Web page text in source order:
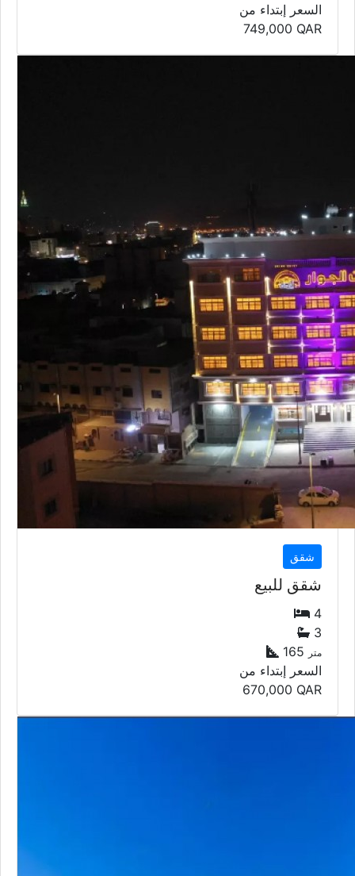
السعر إبتداء من
749,000 QAR
شقق
شقق للبيع
4
3
165 متر
السعر إبتداء من
670,000 QAR